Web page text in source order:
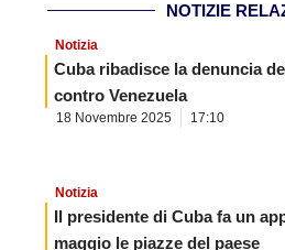
NOTIZIE
Notizia
Cuba ribadisce la denuncia
contro Venezuela
18 Novembre 2025 17:10
Notizia
Il presidente di Cuba fa un
maggio le piazze del paese